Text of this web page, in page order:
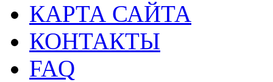
КАРТА САЙТА
КОНТАКТЫ
FAQ